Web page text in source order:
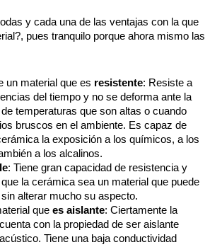
y cada una de las ventajas con la que
pues tranquilo porque ahora mismo las
un material que es resistente: Resiste a
del tiempo y no se deforma ante la
temperaturas que son altas o cuando
bruscos en el ambiente. Es capaz de
la exposición a los químicos, a los
a los alcalinos.
: Tiene gran capacidad de resistencia y
la cerámica sea un material que puede
alterar mucho su aspecto.
quees aislante: Ciertamente la
con la propiedad de ser aislante
Tiene una baja conductividad